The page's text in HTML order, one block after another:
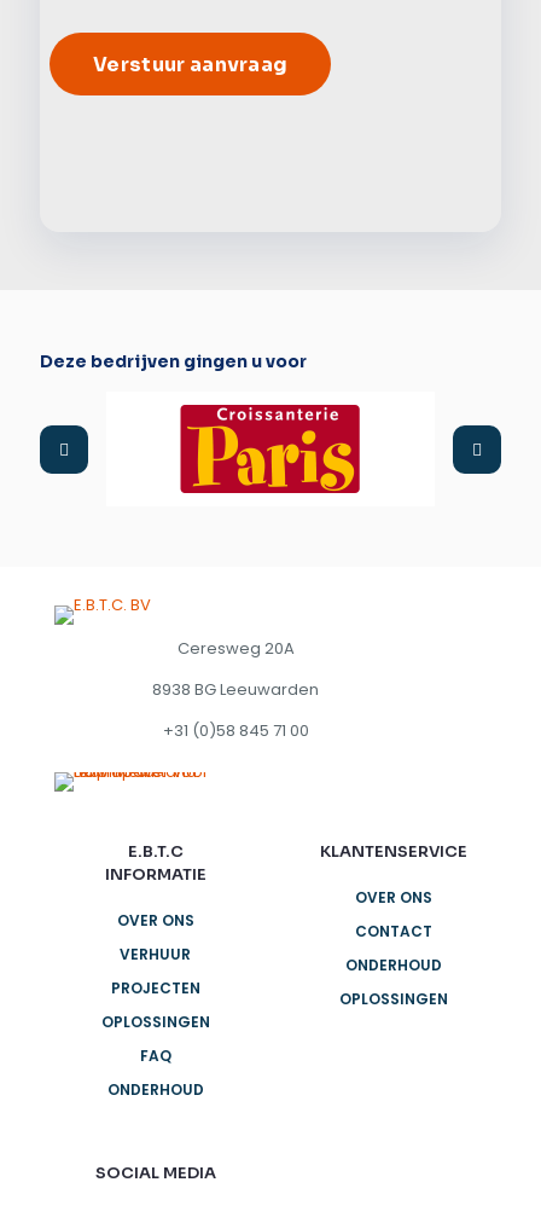
Deze bedrijven gingen u voor
Ceresweg 20A
8938 BG Leeuwarden
+31 (0)58 845 71 00
E.B.T.C
INFORMATIE
OVER ONS
VERHUUR
PROJECTEN
OPLOSSINGEN
FAQ
ONDERHOUD
KLANTENSERVICE
OVER ONS
CONTACT
ONDERHOUD
OPLOSSINGEN
SOCIAL MEDIA